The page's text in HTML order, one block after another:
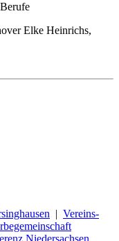
Elke Heinrichs,
| Vereins-
Niedersachsen